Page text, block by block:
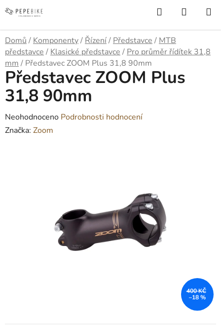
na
Hledat
KOŠÍK
Domů / Komponenty/ Řízení/ Představce / MTB
představce / Klasické představce / Pro průměr řídítek 31,8
mm / Představec ZOOM Plus 31,8 90mm
Představec ZOOM Plus
31,8 90mm
Průměrné
hodnocení
Neohodnoceno Podrobnosti hodnocení
Značka: Zoom
400 KČ
–18 %